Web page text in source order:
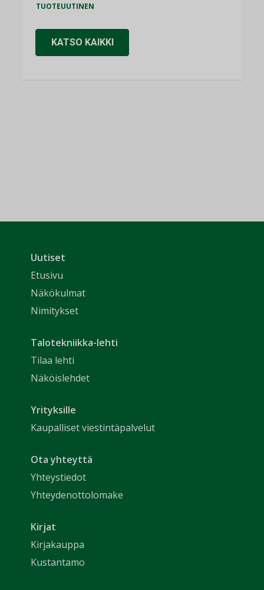
TUOTEUUTINEN
KATSO KAIKKI
Uutiset
Etusivu
Näkökulmat
Nimitykset
Talotekniikka-lehti
Tilaa lehti
Näköislehdet
Yrityksille
Kaupalliset viestintäpalvelut
Ota yhteyttä
Yhteystiedot
Yhteydenottolomake
Kirjat
Kirjakauppa
Kustantamo